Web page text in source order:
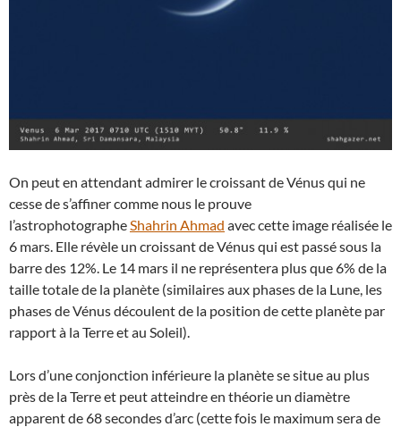
On peut en attendant admirer le croissant de Vénus qui ne
cesse de s’affiner comme nous le prouve
l’astrophotographeShahrin Ahmad avec cette image réalisée le
6 mars. Elle révèle un croissant de Vénus qui est passé sous la
barre des 12%. Le 14 mars il ne représentera plus que 6% de la
taille totale de la planète (similaires aux phases de la Lune, les
phases de Vénus découlent de la position de cette planète par
rapport à la Terre et au Soleil).
Lors d’une conjonction inférieure la planète se situe au plus
près de la Terre et peut atteindre en théorie un diamètre
apparent de 68 secondes d’arc (cette fois le maximum sera de